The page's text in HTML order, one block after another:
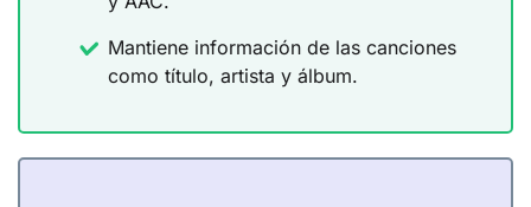
Mantiene información de las canciones
como título, artista y álbum.